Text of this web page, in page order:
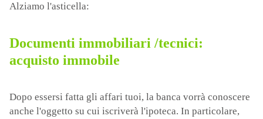
Alziamo l'asticella:
Documenti immobiliari /tecnici:
acquisto immobile
Dopo essersi fatta gli affari tuoi, la banca vorrà conoscere
anche l'oggetto su cui iscriverà l'ipoteca. In particolare,